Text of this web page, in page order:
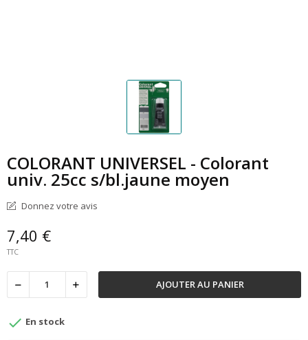
COLORANT UNIVERSEL - Colorant
univ. 25cc s/bl.jaune moyen
Donnez votre avis
7,40 €
TTC
AJOUTER AU PANIER
 En stock